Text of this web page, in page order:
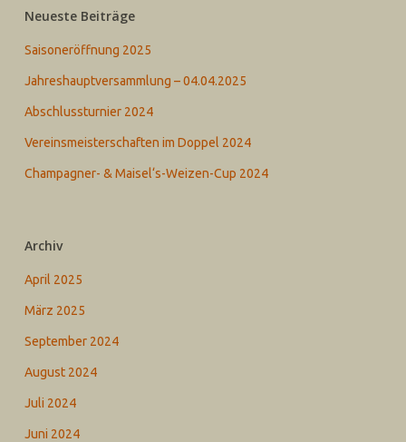
Neueste Beiträge
Saisoneröffnung 2025
Jahreshauptversammlung – 04.04.2025
Abschlussturnier 2024
Vereinsmeisterschaften im Doppel 2024
Champagner- & Maisel‘s-Weizen-Cup 2024
Archiv
April 2025
März 2025
September 2024
August 2024
Juli 2024
Juni 2024